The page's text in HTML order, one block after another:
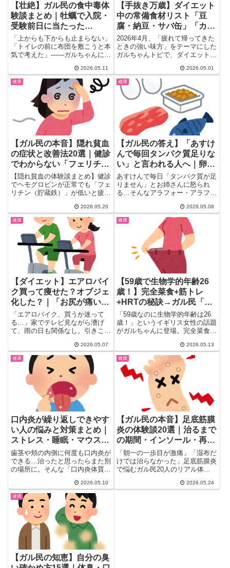
【壮絶】ガル民の食中毒体
験談まとめ｜牡蠣で入院・
受験前日に当たった…
「上からも下からも止まらない」
「トイレの前に布団を敷こうと本
気で考えた」——ガルちゃんに集
2026.05.11
【手抜き万歳】ダイエット
中の常備食材リスト「豆
腐・納豆・サバ缶」「カロ
リーメイトでバランス」
「強炭酸水でビール代用」
2026年4月、「疲れて帰ってきた
ときの強い味方」をテーマにした
ガルちゃんトピで、ダイエット中
2026.05.01
健康
【ガル民の本音】隠れ貧血
の症状と改善法20選｜健診
でわからない「フェリチ
ン」を知っておこう
【隠れ貧血の体験談まとめ】健診
でヘモグロビンが正常でも「フェ
リチン（貯蔵鉄）」が低いと疲れ
も。ガル民のリアルな声から、症
状の見分け方・鉄サプリの選び
方・食事改善のコツまで20選で
まとめました。
2026.05.20
健康
【ガル民の答え】「あすけ
んで毎回タンパク質足りな
い」と言われる人へ｜卵・
納豆・ササミ・プロテイン
の実用ガチ回答集
あすけんで毎日「タンパク質が足
りません」とお姉さんに怒られ
る…そんなアラフォー・アラフィ
2026.05.08
健康
【ダイエット】エアロバイ
ク買って痩せた？オブジェ
化した？｜「お尻が痛い」
「ながら漕ぎ最強」ガル民
の体験談40連発
「エアロバイク、買うか迷って
る…」家でテレビ見ながら漕げ
て、雨の日も関係なし。引きこも
2026.05.07
健康
【59歳で生物学的年齢26
歳！】完全菜食+筋トレ
+HRTの秘訣→ガル民「腸
は57歳やん」「ケンタ食べ
たい」ｗ
「59歳なのに生物学的年齢は26
歳！」というイギリス女性の話題
がガルちゃんに登場。完全菜食・
2026.05.13
健康
口内炎が繰り返しできやす
い人の悩みと対策まとめ｜
ストレス・睡眠・マウスウ
ォッシュ…ガル民の体験談
歯茎や頬の内側に何度も口内炎が
できる…治ったと思ったらまた別
の場所に。そんな「口内炎体質」
2026.05.10
健康
【ガル民の本音】足底筋膜
炎の体験談20選｜治るまで
の期間・インソール・再発
防止のコツ
「朝一の一歩目が激痛」「湿布だ
けでは治らなかった」足底筋膜炎
で悩むガル民20人のリアル体験
療法（衝撃波・インソール）・お
2026.05.24
健康
【ガル民の知恵】自分の臭